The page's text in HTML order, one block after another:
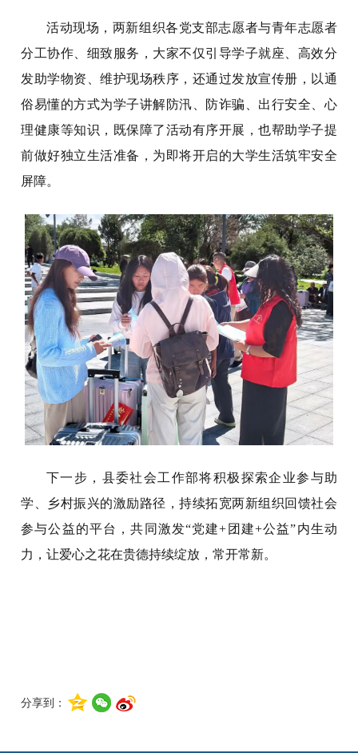
活动现场，两新组织各党支部志愿者与青年志愿者
分工协作、细致服务，大家不仅引导学子就座、高效分
发助学物资、维护现场秩序，还通过发放宣传册，以通
俗易懂的方式为学子讲解防汛、防诈骗、出行安全、心
理健康等知识，既保障了活动有序开展，也帮助学子提
前做好独立生活准备，为即将开启的大学生活筑牢安全
屏障。
下一步，县委社会工作部将积极探索企业参与助
学、乡村振兴的激励路径，持续拓宽两新组织回馈社会
参与公益的平台，共同激发“党建+团建+公益”内生动
力，让爱心之花在贵德持续绽放，常开常新。
分享到：